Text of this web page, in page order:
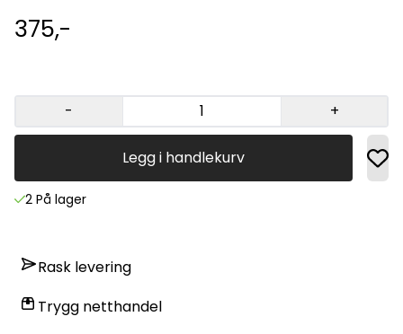
ansatsen og øker også levetiden til flisen.
375,-
- +
Legg i handlekurv
2 På lager
Rask levering
Trygg netthandel